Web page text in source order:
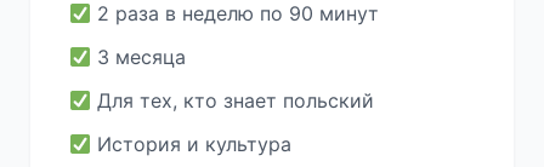
2 раза в неделю по 90 минут
3 месяца
Для тех, кто знает польский
История и культура